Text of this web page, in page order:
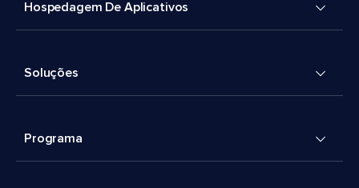
Hospedagem De Aplicativos
Soluções
Programa